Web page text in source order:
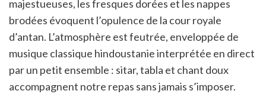
majestueuses, les fresques dorées et les nappes
brodées évoquent l’opulence de la cour royale
d’antan. L’atmosphère est feutrée, enveloppée de
musique classique hindoustanie interprétée en direct
par un petit ensemble : sitar, tabla et chant doux
accompagnent notre repas sans jamais s’imposer.